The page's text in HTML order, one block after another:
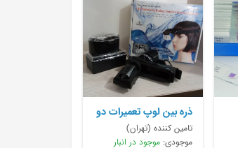
ذره بین لوپ تعمیرات دو
چشمی
تامین کننده (تهران)
موجودی: موجود در انبار